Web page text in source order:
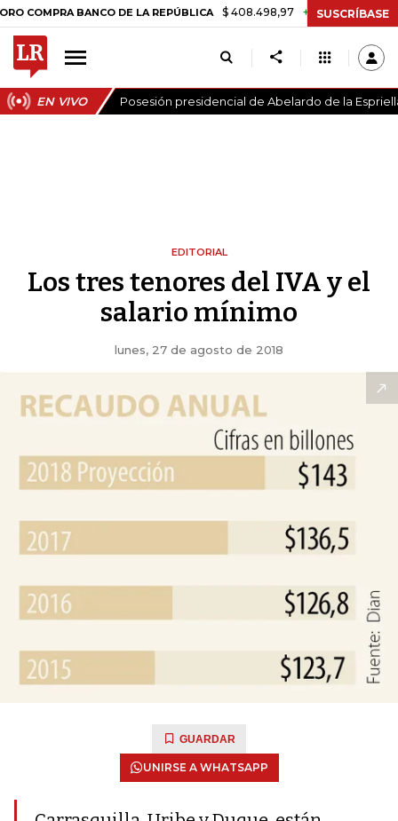
BANCO DE LA REPÚBLICA $ 408.498,97 +$ 8.753,81 +2,19%
SUSCRÍBASE
EN VIVO Posesión presidencial de Abelardo de la
EDITORIAL
Los tres tenores del IVA y el
salario mínimo
lunes, 27 de agosto de 2018
GUARDAR
UNIRSE A WHATSAPP